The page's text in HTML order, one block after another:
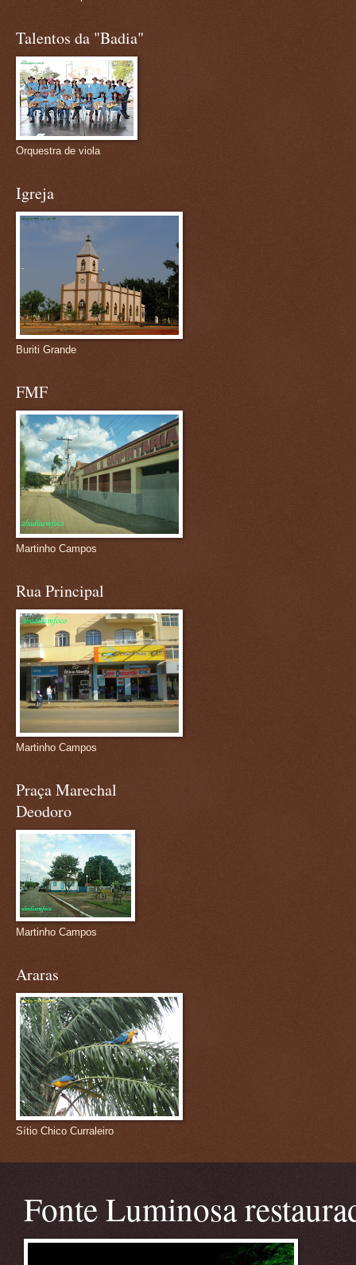
Talentos da "Badia"
Orquestra de viola
Igreja
Buriti Grande
FMF
Martinho Campos
Rua Principal
Martinho Campos
Praça Marechal
Deodoro
Martinho Campos
Araras
Sítio Chico Curraleiro
Fonte Luminosa